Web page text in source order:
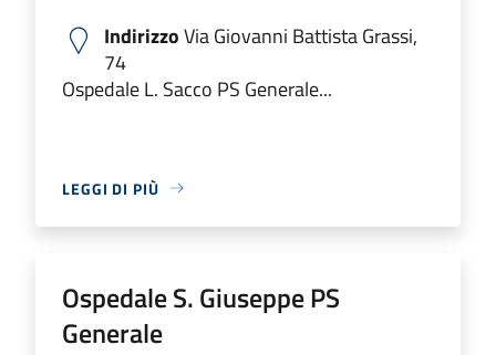
IndirizzoVia Giovanni Battista Grassi,
74
Ospedale L. Sacco PS Generale...
LEGGI DI PIÙ
Ospedale S. Giuseppe PS
Generale